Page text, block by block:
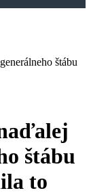
štábu
štábu
to